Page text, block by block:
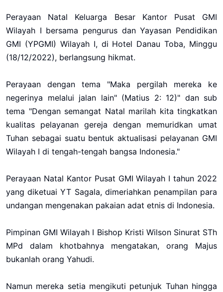
Perayaan Natal Keluarga Besar Kantor Pusat GMI
Wilayah I bersama pengurus dan Yayasan Pendidikan
GMI (YPGMI) Wilayah I, di Hotel Danau Toba, Minggu
(18/12/2022), berlangsung hikmat.
Perayaan dengan tema "Maka pergilah mereka ke
negerinya melalui jalan lain" (Matius 2: 12)" dan sub
tema "Dengan semangat Natal marilah kita tingkatkan
kualitas pelayanan gereja dengan memuridkan umat
Tuhan sebagai suatu bentuk aktualisasi pelayanan GMI
Wilayah I di tengah-tengah bangsa Indonesia."
Perayaan Natal Kantor Pusat GMI Wilayah I tahun 2022
yang diketuai YT Sagala, dimeriahkan penampilan para
undangan mengenakan pakaian adat etnis di Indonesia.
Pimpinan GMI Wilayah I Bishop Kristi Wilson Sinurat STh
MPd dalam khotbahnya mengatakan, orang Majus
bukanlah orang Yahudi.
Namun mereka setia mengikuti petunjuk Tuhan hingga